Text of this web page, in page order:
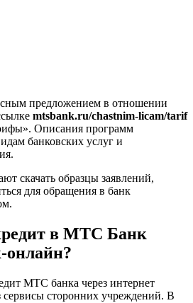
предложением в отношении
mtsbank.ru/chastnim-licam/tarif
Описания программ
банковских услуг и
скачать образцы заявлений,
для обращения в банк
в МТС Банк
онлайн?
МТС банка через интернет
сервисы сторонних учреждений. В